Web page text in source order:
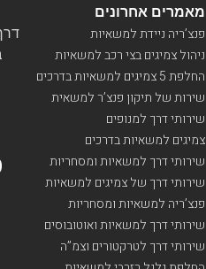
דרך
מאמרים אחרונים
פנצ’ריה ניידת למשאיות
ניהול צמיגים בצי רכב למשאיות
החלפת 5 צמיגים למשאיות בדרכים
שירות של תיקון פנצ’ר למשאית
שירותי דרך למנופים
צמיגים למשאיות בדרכים
שירותי דרך למשאיות ומסחריות
שירותי דרך של צמיגים למשאיות
פנצ’ריה למשאיות ומסחריות
שירותי דרך למשאיות ואוטובוסים
שירותי דרך לטרקטורים וצמ”ה